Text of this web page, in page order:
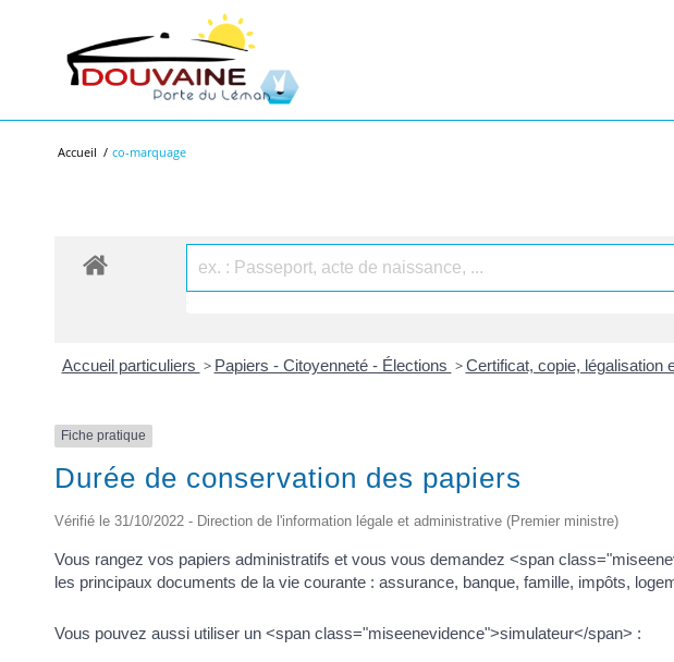
Accueil / co-marquage
Accueil particuliers > Papiers - Citoyenneté - Élections > Certificat, copie, légalisation
Fiche pratique
Durée de conservation des papiers
Vérifié le 31/10/2022 - Direction de l'information légale et administrative (Premier ministre)
Vous rangez vos papiers administratifs et vous vous demandez <span
les principaux documents de la vie courante : assurance, banque, famille, impôts,
Vous pouvez aussi utiliser un <span class="miseenevidence">simulateur</span> :